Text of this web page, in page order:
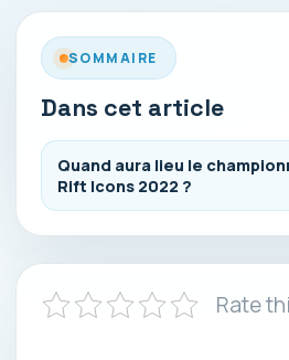
SOMMAIRE
Dans cet article
Quand aura lieu le
Rift Icons 2022 ?
Rate